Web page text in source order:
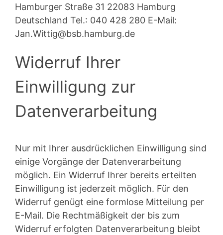
Hamburger Straße 31 22083 Hamburg
Deutschland Tel.: 040 428 280 E-Mail:
Jan.Wittig@bsb.hamburg.de
Widerruf Ihrer
Einwilligung zur
Datenverarbeitung
Nur mit Ihrer ausdrücklichen Einwilligung sind
einige Vorgänge der Datenverarbeitung
möglich. Ein Widerruf Ihrer bereits erteilten
Einwilligung ist jederzeit möglich. Für den
Widerruf genügt eine formlose Mitteilung per
E-Mail. Die Rechtmäßigkeit der bis zum
Widerruf erfolgten Datenverarbeitung bleibt